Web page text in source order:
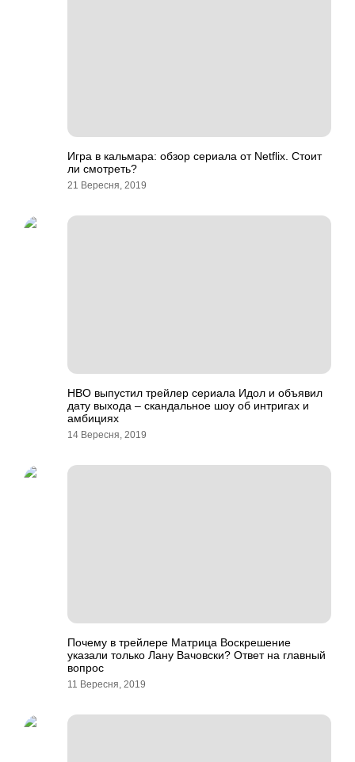
Игра в кальмара: обзор сериала от Netflix. Стоит
ли смотреть?
21 Вересня, 2019
HBO выпустил трейлер сериала Идол и объявил
дату выхода – скандальное шоу об интригах и
амбициях
14 Вересня, 2019
Почему в трейлере Матрица Воскрешение
указали только Лану Вачовски? Ответ на главный
вопрос
11 Вересня, 2019